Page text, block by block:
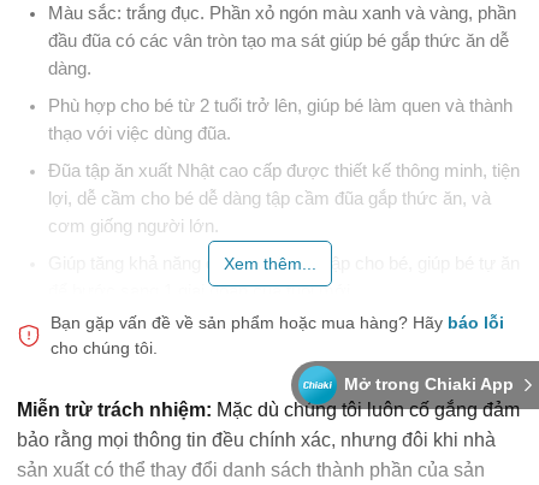
Mở trong Chiaki App
Màu sắc: trắng đục. Phần xỏ ngón màu xanh và vàng, phần
đầu đũa có các vân tròn tạo ma sát giúp bé gắp thức ăn dễ
dàng.
Phù hợp cho bé từ 2 tuổi trở lên, giúp bé làm quen và thành
thạo với việc dùng đũa.
Đũa tập ăn xuất Nhật cao cấp được thiết kế thông minh, tiện
lợi, dễ cầm cho bé dễ dàng tập cầm đũa gắp thức ăn, và
cơm giống người lớn.
Giúp tăng khả năng độc lập, tính tự lập cho bé, giúp bé tự ăn
để bước sang 1 giai đoạn của tuổi mới.
Với đôi đũa tập ăn này bé cũng sẽ cảm thấy hứng thú, thích
thú với việc ngồi ăn.
- Xuất xứ:
Hàng nhập trực tiếp từ Nhật. Gia công tại Trung Quốc
Xem thêm...
Bạn gặp vấn đề về sản phẩm hoặc mua hàng? Hãy báo lỗi
cho chúng tôi.
Miễn trừ trách nhiệm: Mặc dù chúng tôi luôn cố gắng đảm
bảo rằng mọi thông tin đều chính xác, nhưng đôi khi nhà
sản xuất có thể thay đổi danh sách thành phần của sản